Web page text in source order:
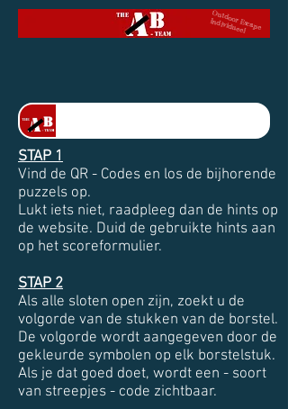
Outdoor Escape
Individueel
STAP 1
Vind de QR - Codes en los de bijhorende
puzzels op.
Lukt iets niet, raadpleeg dan de hints op
de website. Duid de gebruikte hints aan
op het scoreformulier.
STAP 2
Als alle sloten open zijn, zoekt u de
volgorde van de stukken van de borstel.
De volgorde wordt aangegeven door de
gekleurde symbolen op elk borstelstuk.
Als je dat goed doet, wordt een - soort
van streepjes - code zichtbaar.